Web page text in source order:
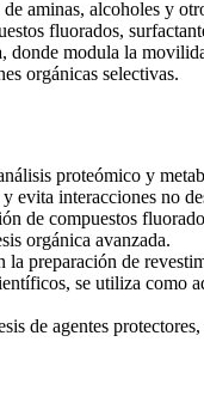
aminas, alcoholes y
fluorados,
, donde modula la
orgánicas selectivas.
proteómico y
interacciones no
de compuestos
orgánica avanzada.
la preparación de
se utiliza como
de agentes